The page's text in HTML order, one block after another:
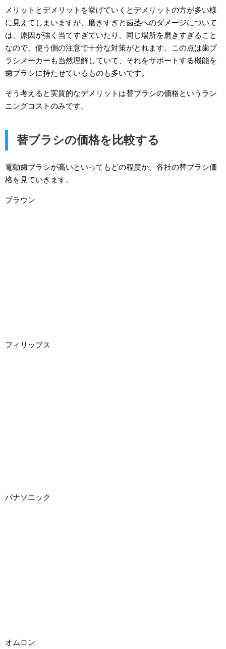
メリットとデメリットを挙げていくとデメリットの方が多い様
に見えてしまいますが、磨きすぎと歯茎へのダメージについて
は、原因が強く当てすぎていたり、同じ場所を磨きすぎること
なので、使う側の注意で十分な対策がとれます。この点は歯ブ
ラシメーカーも当然理解していて、それをサポートする機能を
歯ブラシに持たせているものも多いです。
そう考えると実質的なデメリットは替ブラシの価格というラン
ニングコストのみです。
替ブラシの価格を比較する
電動歯ブラシが高いといってもどの程度か。各社の替ブラシ価
格を見ていきます。
ブラウン
フィリップス
パナソニック
オムロン